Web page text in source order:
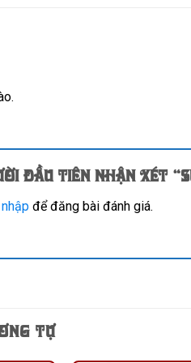
đầu tiên nhận xét
để đăng bài đánh giá.
TỰ